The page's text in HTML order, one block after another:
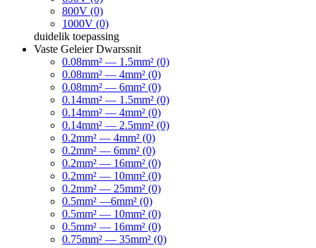
800V (0)
1000V (0)
duidelik toepassing
Vaste Geleier Dwarssnit
0.08mm² — 1.5mm² (0)
0.08mm² — 4mm² (0)
0.08mm² — 6mm² (0)
0.14mm² — 1.5mm² (0)
0.14mm² — 4mm² (0)
0.14mm² — 2.5mm² (0)
0.2mm² — 4mm² (0)
0.2mm² — 6mm² (0)
0.2mm² — 16mm² (0)
0.2mm² — 10mm² (0)
0.2mm² — 25mm² (0)
0.5mm² —6mm² (0)
0.5mm² — 10mm² (0)
0.5mm² — 16mm² (0)
0.75mm² — 35mm² (0)